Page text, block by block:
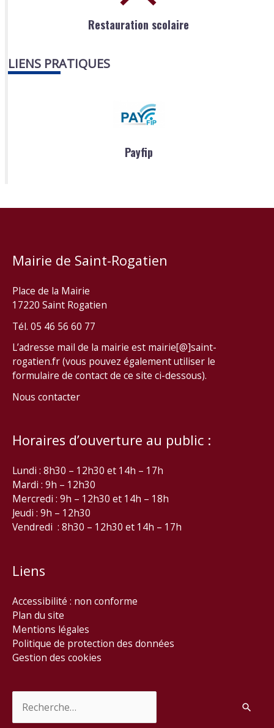
Restauration scolaire
LIENS PRATIQUES
Payfip
Mairie de Saint-Rogatien
Place de la Mairie
17220 Saint Rogatien
Tél. 05 46 56 60 77
L’adresse mail de la mairie est mairie[@]saint-
rogatien.fr (vous pouvez également utiliser le
formulaire de contact de ce site ci-dessous).
Nous contacter
Horaires d’ouverture au public :
Lundi : 8h30 – 12h30 et 14h – 17h
Mardi : 9h – 12h30
Mercredi : 9h – 12h30 et 14h – 18h
Jeudi : 9h – 12h30
Vendredi : 8h30 – 12h30 et 14h – 17h
Liens
Accessibilité : non conforme
Plan du site
Mentions légales
Politique de protection des données
Gestion des cookies